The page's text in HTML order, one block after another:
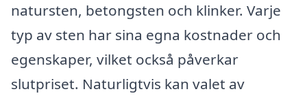
natursten, betongsten och klinker. Varje
typ av sten har sina egna kostnader och
egenskaper, vilket också påverkar
slutpriset. Naturligtvis kan valet av